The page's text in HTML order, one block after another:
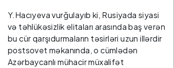
Y.Hacıyeva vurğulayıb ki, Rusiyada siyasi
və təhlükəsizlik elitaları arasında baş verən
bu cür qarşıdurmaların təsirləri uzun illərdir
postsovet məkanında, o cümlədən
Azərbaycanlı mühacir müxalifət